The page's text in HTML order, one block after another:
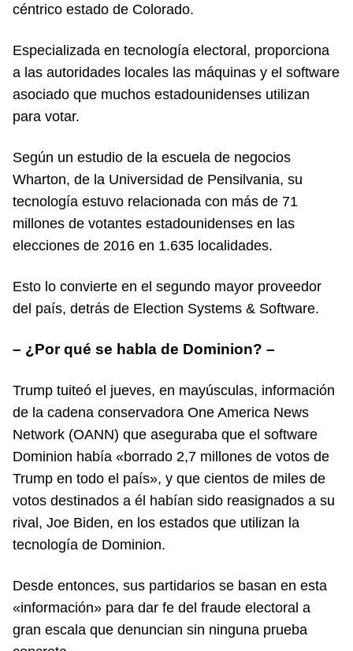
céntrico estado de Colorado.
Especializada en tecnología electoral, proporciona
a las autoridades locales las máquinas y el software
asociado que muchos estadounidenses utilizan
para votar.
Según un estudio de la escuela de negocios
Wharton, de la Universidad de Pensilvania, su
tecnología estuvo relacionada con más de 71
millones de votantes estadounidenses en las
elecciones de 2016 en 1.635 localidades.
Esto lo convierte en el segundo mayor proveedor
del país, detrás de Election Systems & Software.
– ¿Por qué se habla de Dominion? –
Trump tuiteó el jueves, en mayúsculas, información
de la cadena conservadora One America News
Network (OANN) que aseguraba que el software
Dominion había «borrado 2,7 millones de votos de
Trump en todo el país», y que cientos de miles de
votos destinados a él habían sido reasignados a su
rival, Joe Biden, en los estados que utilizan la
tecnología de Dominion.
Desde entonces, sus partidarios se basan en esta
«información» para dar fe del fraude electoral a
gran escala que denuncian sin ninguna prueba